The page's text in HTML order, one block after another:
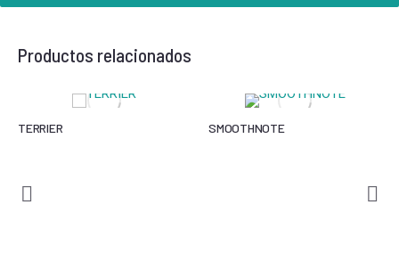
Productos relacionados
TERRIER SMOOTHNOTE